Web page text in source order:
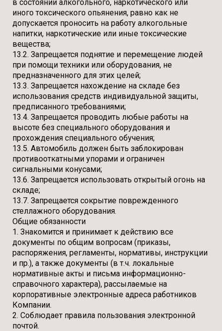
в состоянии алкогольного, наркотического или
иного токсического опьянения, равно как не
допускается проносить на работу алкогольные
напитки, наркотические или иные токсические
вещества;
13.2. Запрещается поднятие и перемещение людей
при помощи техники или оборудования, не
предназначенного для этих целей;
13.3. Запрещается нахождение на складе без
использования средств индивидуальной защиты,
предписанного требованиями;
13.4. Запрещается проводить любые работы на
высоте без специального оборудования и
прохождения специального обучения;
13.5. Автомобиль должен быть заблокирован
противооткатными упорами и ограничен
сигнальными конусами;
13.6. Запрещается использовать открытый огонь на
складе;
13.7. Запрещается сокрытие поврежденного
стеллажного оборудования.
Общие обязанности
1. Знакомится и принимает к действию все
документы по общим вопросам (приказы,
распоряжения, регламенты, нормативы, инструкции
и пр.), а также документы (в т.ч. локальные
нормативные акты и письма информационно-
справочного характера), рассылаемые на
корпоративные электронные адреса работников
Компании.
2. Соблюдает правила пользования электронной
почтой.